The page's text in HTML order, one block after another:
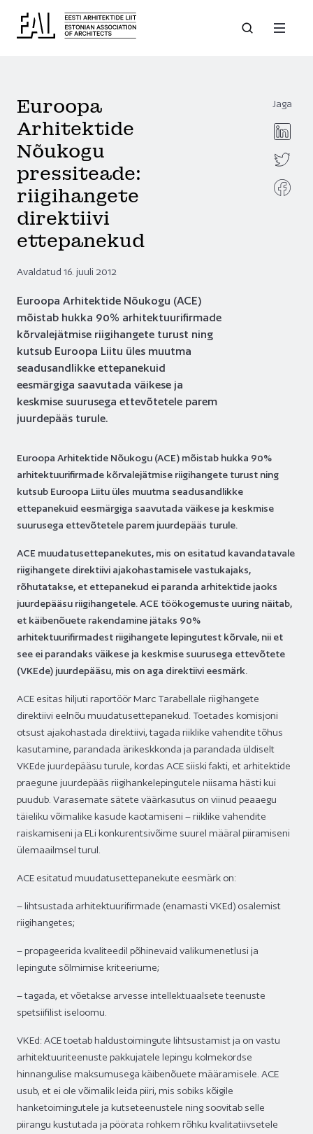
Jaga
Euroopa
Arhitektide
Nõukogu
pressiteade:
riigihangete
direktiivi
ettepanekud
Avaldatud 16. juuli 2012
Euroopa Arhitektide Nõukogu (ACE)
mõistab hukka 90% arhitektuurifirmade
kõrvalejätmise riigihangete turust ning
kutsub Euroopa Liitu üles muutma
seadusandlikke ettepanekuid
eesmärgiga saavutada väikese ja
keskmise suurusega ettevõtetele parem
juurdepääs turule.
Euroopa Arhitektide Nõukogu (ACE) mõistab hukka 90%
arhitektuurifirmade kõrvalejätmise riigihangete turust ning
kutsub Euroopa Liitu üles muutma seadusandlikke
ettepanekuid eesmärgiga saavutada väikese ja keskmise
suurusega ettevõtetele parem juurdepääs turule.
ACE muudatusettepanekutes, mis on esitatud kavandatavale
riigihangete direktiivi ajakohastamisele vastukajaks,
rõhutatakse, et ettepanekud ei paranda arhitektide jaoks
juurdepääsu riigihangetele. ACE töökogemuste uuring näitab,
et käibenõuete rakendamine jätaks 90%
arhitektuurifirmadest riigihangete lepingutest kõrvale, nii et
see ei parandaks väikese ja keskmise suurusega ettevõtete
(VKEde) juurdepääsu, mis on aga direktiivi eesmärk.
ACE esitas hiljuti raportöör Marc Tarabellale riigihangete
direktiivi eelnõu muudatusettepanekud. Toetades komisjoni
otsust ajakohastada direktiivi, tagada riiklike vahendite tõhus
kasutamine, parandada ärikeskkonda ja parandada üldiselt
VKEde juurdepääsu turule, kordas ACE siiski fakti, et arhitektide
praegune juurdepääs riigihankelepingutele niisama hästi kui
puudub. Varasemate sätete väärkasutus on viinud peaaegu
täieliku võimalike kasude kaotamiseni – riiklike vahendite
raiskamiseni ja ELi konkurentsivõime suurel määral piiramiseni
ülemaailmsel turul.
ACE esitatud muudatusettepanekute eesmärk on:
– lihtsustada arhitektuurifirmade (enamasti VKEd) osalemist
riigihangetes;
– propageerida kvaliteedil põhinevaid valikumenetlusi ja
lepingute sõlmimise kriteeriume;
– tagada, et võetakse arvesse intellektuaalsete teenuste
spetsiifilist iseloomu.
VKEd: ACE toetab haldustoimingute lihtsustamist ja on vastu
arhitektuuriteenuste pakkujatele lepingu kolmekordse
hinnangulise maksumusega käibenõuete määramisele. ACE
usub, et ei ole võimalik leida piiri, mis sobiks kõigile
hanketoimingutele ja kutseteenustele ning soovitab selle
piirangu kustutada ja pöörata rohkem rõhku kvalitatiivsetele